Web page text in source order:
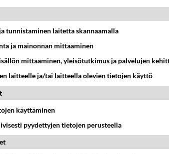
tunnistaminen laitetta skannaamalla
ja mainonnan mittaaminen
mittaaminen, yleisötutkimus ja palvelujen
laitteelle ja/tai laitteella olevien tietojen käyttö
käyttäminen
pyydettyjen tietojen perusteella